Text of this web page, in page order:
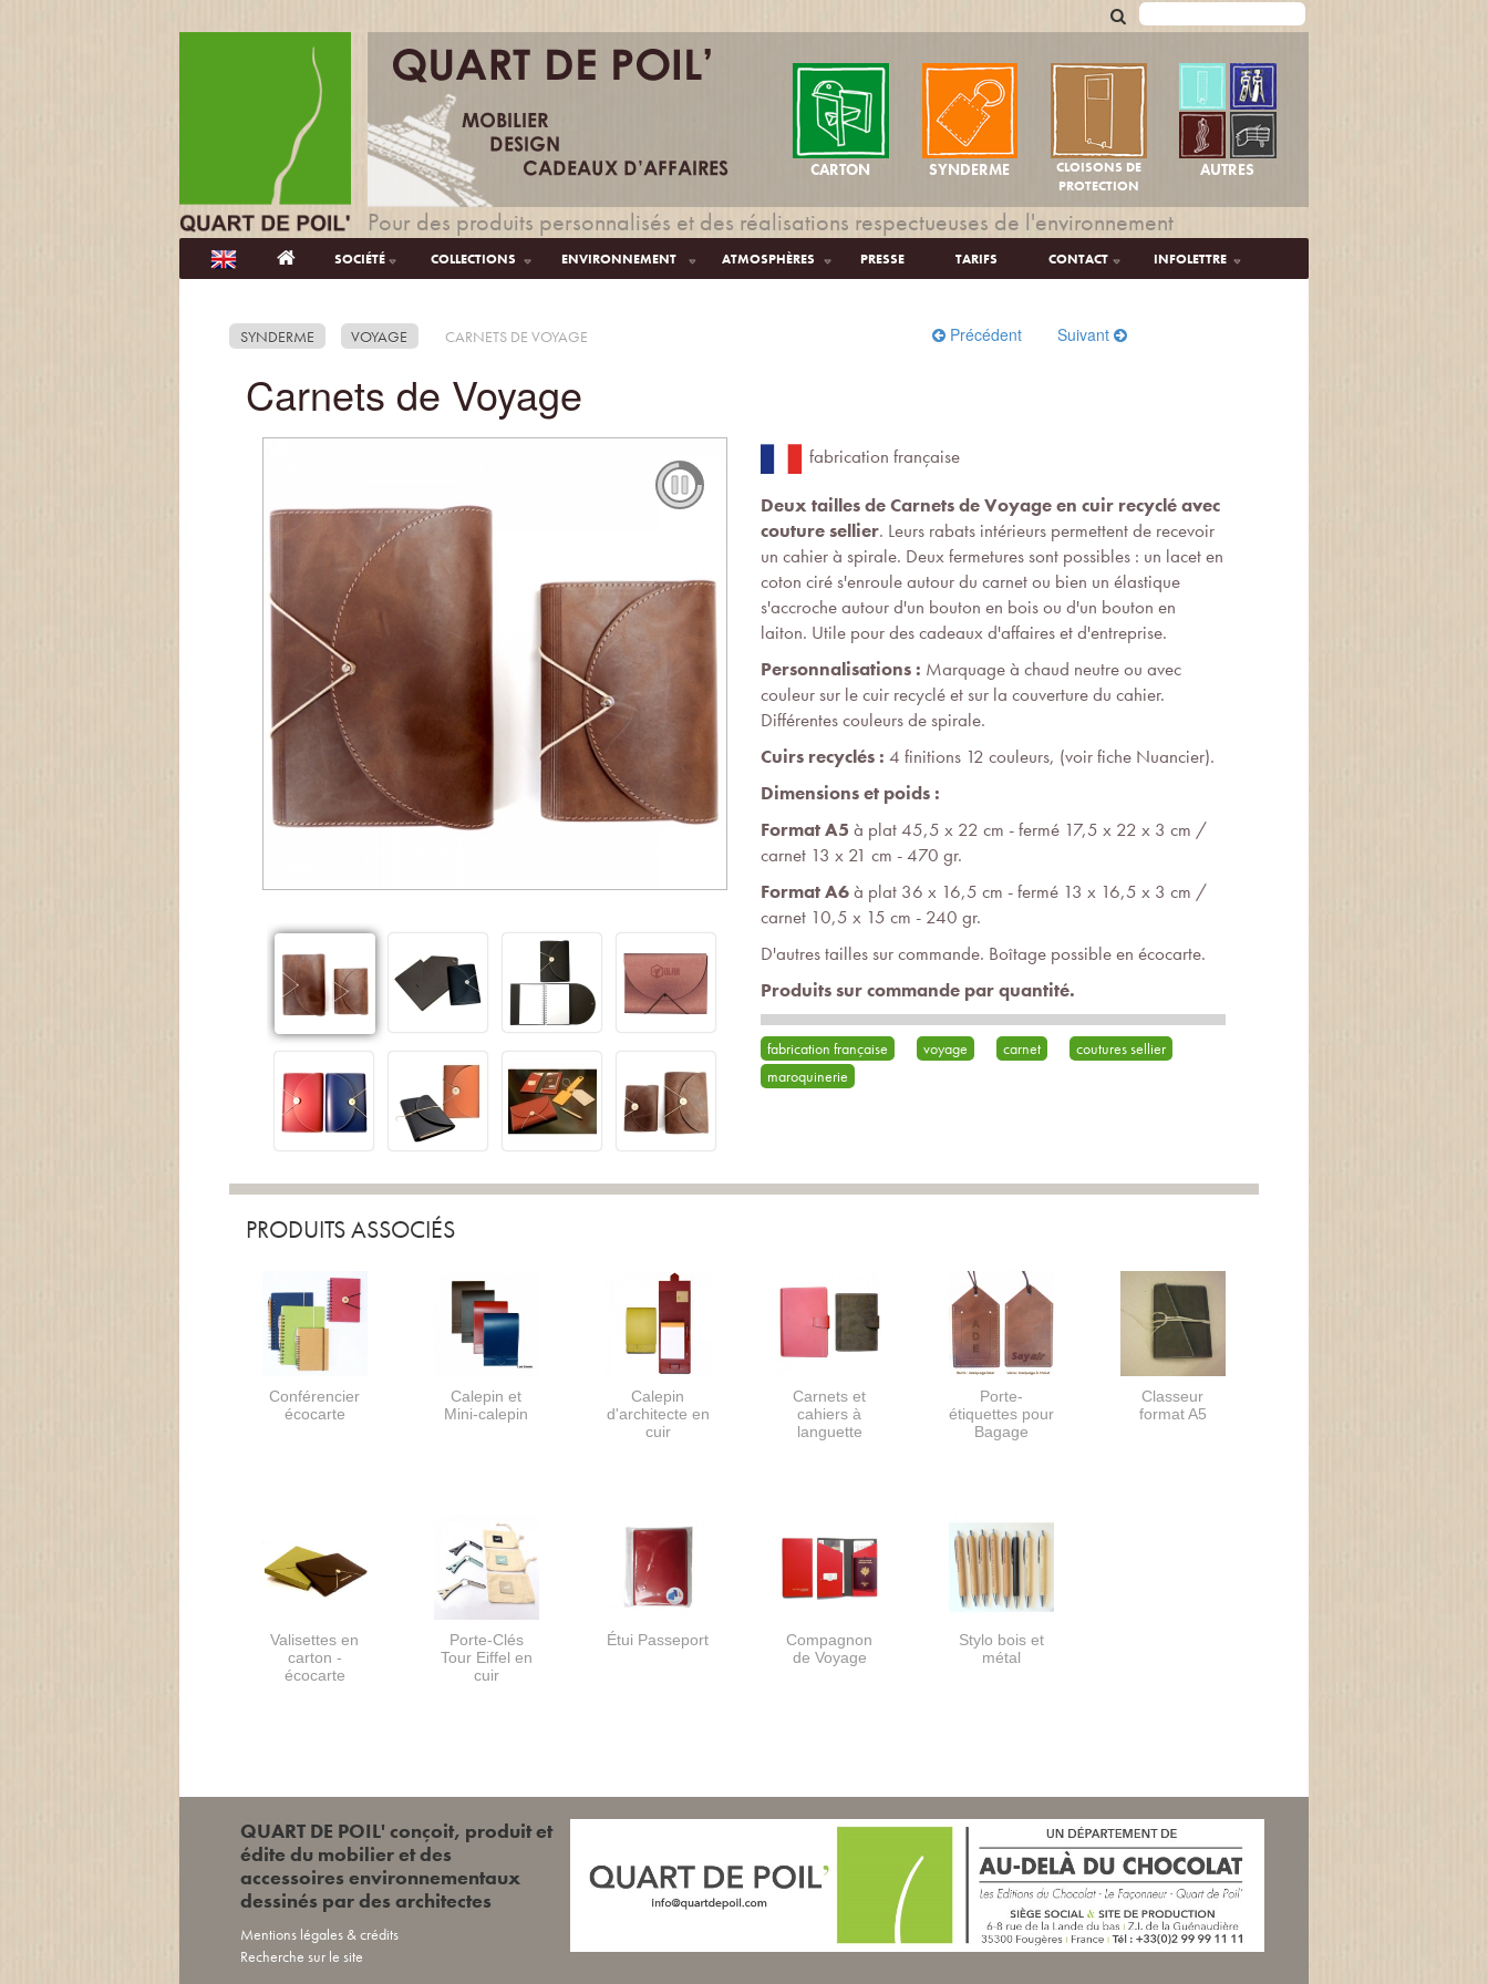
CARTON SYNDERME
CLOISONS DE
PROTECTION
AUTRES
Pour des produits personnalisés et des réalisations respectueuses de l'environnement
SOCIÉTÉ COLLECTIONS ENVIRONNEMENT ATMOSPHÈRES PRESSE TARIFS CONTACT INFOLETTRE
SYNDERME VOYAGE CARNETS DE VOYAGE Précédent Suivant
Carnets de Voyage
fabrication française
Deux tailles de Carnets de Voyage en cuir recyclé avec
couture sellier. Leurs rabats intérieurs permettent de recevoir
un cahier à spirale. Deux fermetures sont possibles : un lacet en
coton ciré s'enroule autour du carnet ou bien un élastique
s'accroche autour d'un bouton en bois ou d'un bouton en
laiton. Utile pour des cadeaux d'affaires et d'entreprise.
Personnalisations : Marquage à chaud neutre ou avec
couleur sur le cuir recyclé et sur la couverture du cahier.
Différentes couleurs de spirale.
Cuirs recyclés : 4 finitions 12 couleurs, (voir fiche Nuancier).
Dimensions et poids :
Format A5 à plat 45,5 x 22 cm - fermé 17,5 x 22 x 3 cm /
carnet 13 x 21 cm - 470 gr.
Format A6à plat 36 x 16,5 cm - fermé 13 x 16,5 x 3 cm /
carnet 10,5 x 15 cm - 240 gr.
D'autres tailles sur commande. Boîtage possible en écocarte.
Produits sur commande par quantité.
fabrication française voyage carnet
coutures sellier
maroquinerie
PRODUITS ASSOCIÉS
Conférencier
écocarte
Calepin et
Mini-calepin
Calepin
d'architecte en
cuir
Carnets et
cahiers à
languette
Porte-
étiquettes pour
Bagage
Classeur
format A5
Valisettes en
carton -
écocarte
Porte-Clés
Tour Eiffel en
cuir
Étui Passeport
Compagnon
de Voyage
Stylo bois et
métal
QUART DE POIL' conçoit, produit et
édite du mobilier et des
accessoires environnementaux
dessinés par des architectes
Mentions légales & crédits
Recherche sur le site